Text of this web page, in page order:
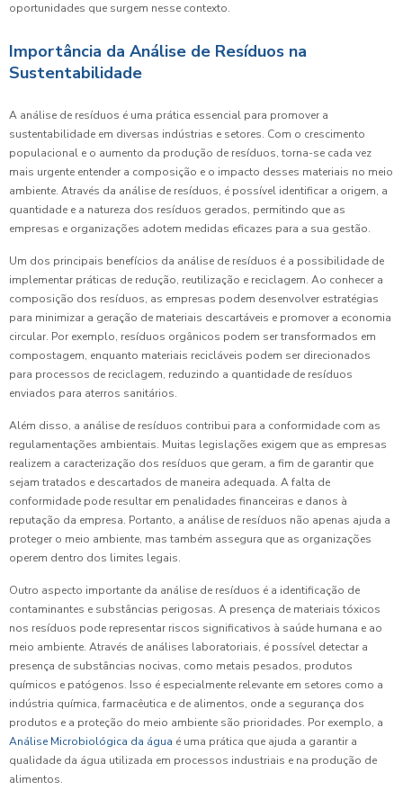
oportunidades que surgem nesse contexto.
Importância da Análise de Resíduos na
Sustentabilidade
A análise de resíduos é uma prática essencial para promover a
sustentabilidade em diversas indústrias e setores. Com o crescimento
populacional e o aumento da produção de resíduos, torna-se cada vez
mais urgente entender a composição e o impacto desses materiais no meio
ambiente. Através da análise de resíduos, é possível identificar a origem, a
quantidade e a natureza dos resíduos gerados, permitindo que as
empresas e organizações adotem medidas eficazes para a sua gestão.
Um dos principais benefícios da análise de resíduos é a possibilidade de
implementar práticas de redução, reutilização e reciclagem. Ao conhecer a
composição dos resíduos, as empresas podem desenvolver estratégias
para minimizar a geração de materiais descartáveis e promover a economia
circular. Por exemplo, resíduos orgânicos podem ser transformados em
compostagem, enquanto materiais recicláveis podem ser direcionados
para processos de reciclagem, reduzindo a quantidade de resíduos
enviados para aterros sanitários.
Além disso, a análise de resíduos contribui para a conformidade com as
regulamentações ambientais. Muitas legislações exigem que as empresas
realizem a caracterização dos resíduos que geram, a fim de garantir que
sejam tratados e descartados de maneira adequada. A falta de
conformidade pode resultar em penalidades financeiras e danos à
reputação da empresa. Portanto, a análise de resíduos não apenas ajuda a
proteger o meio ambiente, mas também assegura que as organizações
operem dentro dos limites legais.
Outro aspecto importante da análise de resíduos é a identificação de
contaminantes e substâncias perigosas. A presença de materiais tóxicos
nos resíduos pode representar riscos significativos à saúde humana e ao
meio ambiente. Através de análises laboratoriais, é possível detectar a
presença de substâncias nocivas, como metais pesados, produtos
químicos e patógenos. Isso é especialmente relevante em setores como a
indústria química, farmacêutica e de alimentos, onde a segurança dos
produtos e a proteção do meio ambiente são prioridades. Por exemplo, a
Análise Microbiológica da água é uma prática que ajuda a garantir a
qualidade da água utilizada em processos industriais e na produção de
alimentos.